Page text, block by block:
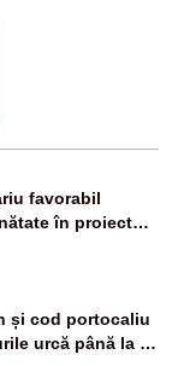
favorabil
în proiectul
și cod portocaliu
urcă până la 38